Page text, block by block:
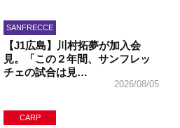
SANFRECCE
【J1広島】川村拓夢が加入会
見。「この２年間、サンフレッ
チェの試合は見…
2026/08/05
CARP